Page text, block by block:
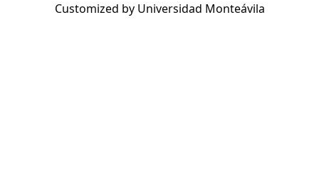
Customized by Universidad Monteávila